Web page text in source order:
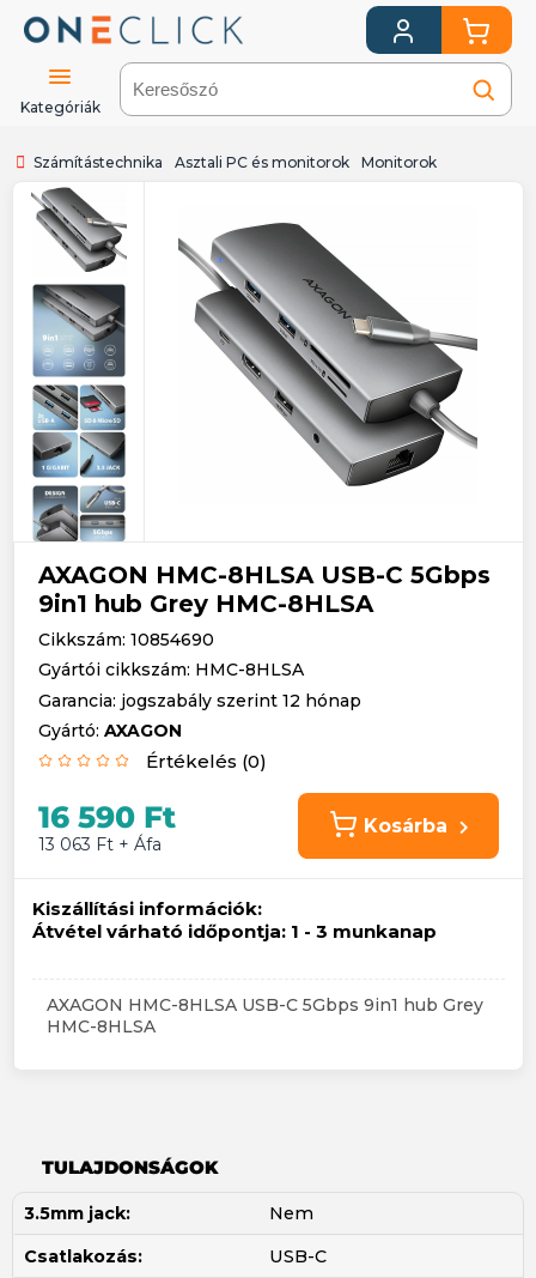
Kategóriák
Számítástechnika Asztali PC és monitorok Monitorok
AXAGON HMC-8HLSA USB-C 5Gbps
9in1 hub Grey HMC-8HLSA
Cikkszám: 10854690
Gyártói cikkszám: HMC-8HLSA
Garancia: jogszabály szerint 12 hónap
Gyártó: AXAGON
Értékelés (0)
16 590 Ft
13 063 Ft + Áfa
Kosárba
Kiszállítási információk:
Átvétel várható időpontja: 1 - 3 munkanap
AXAGON HMC-8HLSA USB-C 5Gbps 9in1 hub Grey
HMC-8HLSA
TULAJDONSÁGOK
3.5mm jack:
Nem
Csatlakozás:
USB-C